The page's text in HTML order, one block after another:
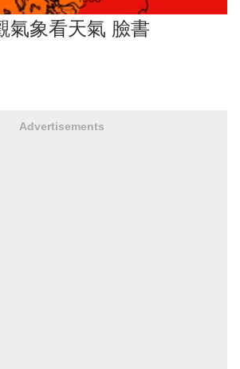
氣象看天氣 臉書
Advertisements